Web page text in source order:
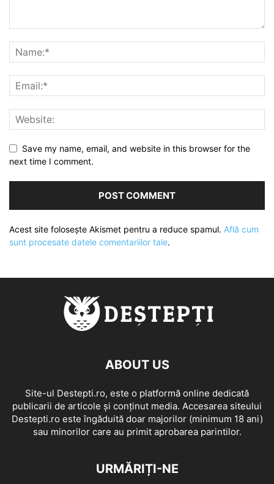
Save my name, email, and website in this browser for the
next time I comment.
Acest site folosește Akismet pentru a reduce spamul. Află cum
sunt procesate datele comentariilor tale.
ABOUT US
Site-ul Destepti.ro, este o platformă online dedicată
publicarii de articole și conținut media. Accesarea siteului
Destepti.ro este îngăduită doar majorilor (minimum 18 ani)
sau minorilor care au primit aprobarea parintilor.
URMĂRIȚI-NE